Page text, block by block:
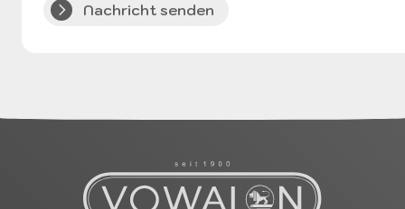
Nachricht senden